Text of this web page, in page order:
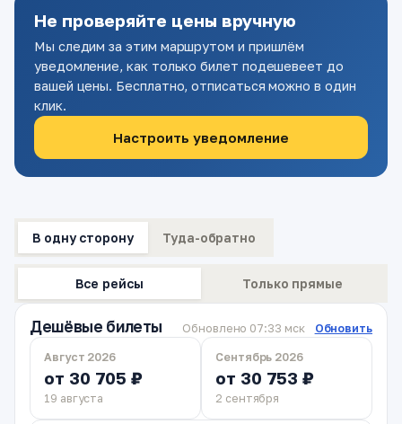
Не проверяйте цены вручную
Мы следим за этим маршрутом и пришлём
уведомление, как только билет подешевеет до
вашей цены. Бесплатно, отписаться можно в один
клик.
Настроить уведомление
В одну сторону Туда-обратно
Все рейсы Только прямые
Дешёвые билеты Обновлено 07:33 мск Обновить
Август 2026
от 30 705 ₽
19 августа
Сентябрь 2026
от 30 753 ₽
2 сентября